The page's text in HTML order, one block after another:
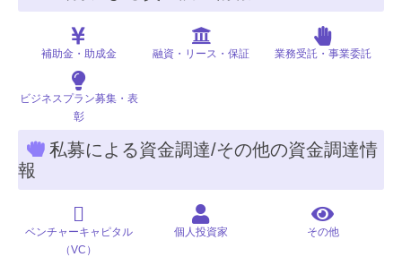
補助金・助成金 融資・リース・保証 業務受託・事業委託
ビジネスプラン募集・表
彰
私募による資金調達/その他の資金調達情
報
ベンチャーキャピタル
（VC）
個人投資家 その他